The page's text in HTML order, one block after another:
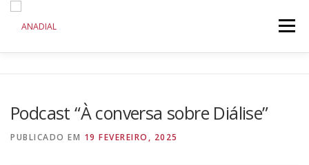
conteúdo
Menu
Podcast “À conversa sobre Diálise”
PUBLICADO EM 19 FEVEREIRO, 2025